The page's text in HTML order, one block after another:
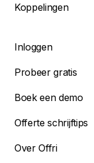
Koppelingen
Inloggen
Probeer gratis
Boek een demo
Offerte schrijftips
Over Offri